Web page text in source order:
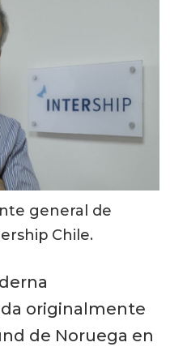
general de
Chile.
originalmente
de Noruega en